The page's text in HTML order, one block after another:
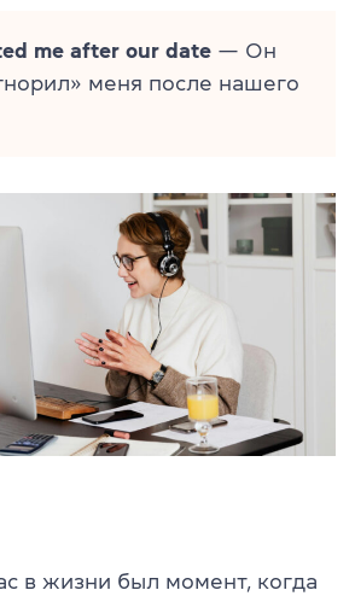
me after our date — Он
меня после нашего
в жизни был момент, когда